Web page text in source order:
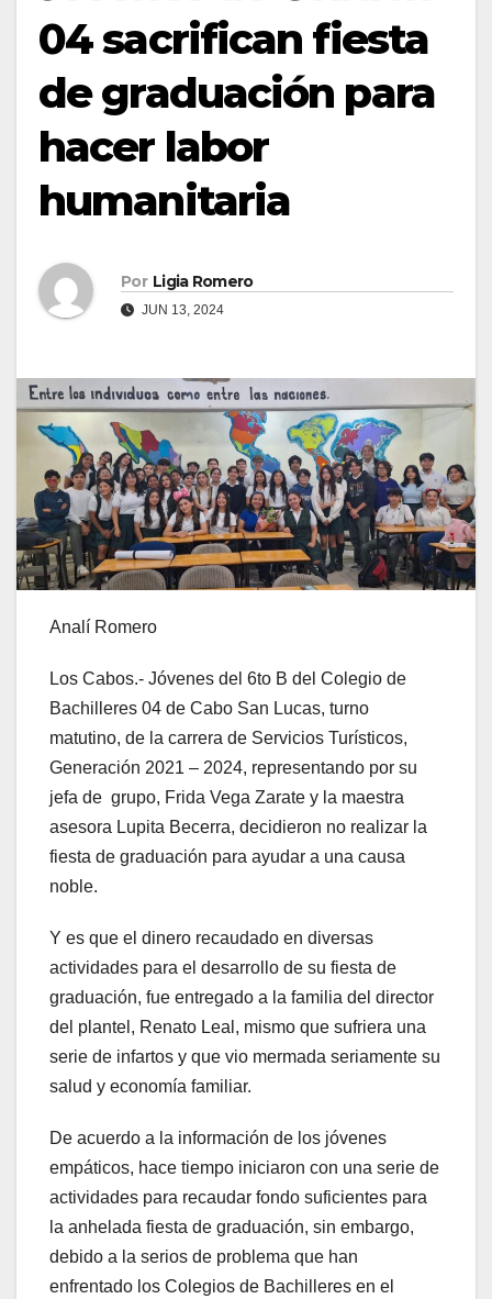
04 sacrifican fiesta
de graduación para
hacer labor
humanitaria
Por Ligia Romero
JUN 13, 2024
Analí Romero
Los Cabos.- Jóvenes del 6to B del Colegio de
Bachilleres 04 de Cabo San Lucas, turno
matutino, de la carrera de Servicios Turísticos,
Generación 2021 – 2024, representando por su
jefa de grupo, Frida Vega Zarate y la maestra
asesora Lupita Becerra, decidieron no realizar la
fiesta de graduación para ayudar a una causa
noble.
Y es que el dinero recaudado en diversas
actividades para el desarrollo de su fiesta de
graduación, fue entregado a la familia del director
del plantel, Renato Leal, mismo que sufriera una
serie de infartos y que vio mermada seriamente su
salud y economía familiar.
De acuerdo a la información de los jóvenes
empáticos, hace tiempo iniciaron con una serie de
actividades para recaudar fondo suficientes para
la anhelada fiesta de graduación, sin embargo,
debido a la serios de problema que han
enfrentado los Colegios de Bachilleres en el